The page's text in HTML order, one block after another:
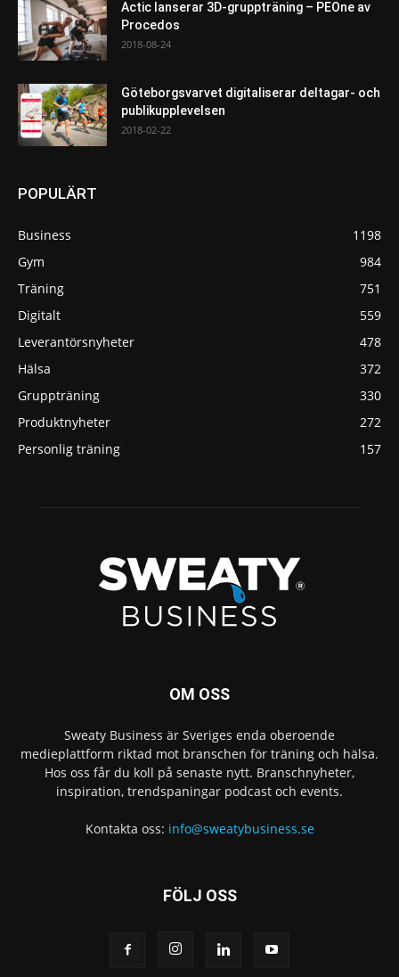
Actic lanserar 3D-gruppträning – PEOne av
Procedos
2018-08-24
Göteborgsvarvet digitaliserar deltagar- och
publikupplevelsen
2018-02-22
POPULÄRT
Business
1198
Gym
984
Träning
751
Digitalt
559
Leverantörsnyheter
478
Hälsa
372
Gruppträning
330
Produktnyheter
272
Personlig träning
157
OM OSS
Sweaty Business är Sveriges enda oberoende
medieplattform riktad mot branschen för träning och hälsa.
Hos oss får du koll på senaste nytt. Branschnyheter,
inspiration, trendspaningar podcast och events.
Kontakta oss: info@sweatybusiness.se
FÖLJ OSS